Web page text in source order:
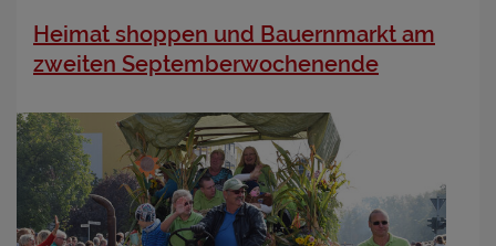
Heimat shoppen und Bauernmarkt am
zweiten Septemberwochenende